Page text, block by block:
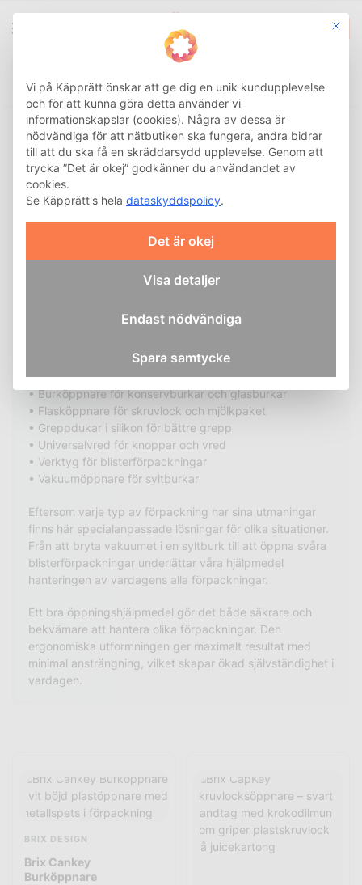
0
Öppningshjälpmedel –
smarta lösningar för
burkar och flaskor
Vardagen innehåller
många förpackningar som
ska öppnas. För dig som
behöver extra kraft eller bättre grepp erbjuder vi ett brett
när du öppnar burkar, flaskor och andra förpackningar.
Upptäck vårt breda utbud av öppningshjälpmedel för
olika behov:
• Burköppnare för konservburkar och glasburkar
• Flasköppnare för skruvlock och mjölkpaket
• Greppdukar i silikon för bättre grepp
• Universalvred för knoppar och vred
• Verktyg för blisterförpackningar
• Vakuumöppnare för syltburkar
Eftersom varje typ av förpackning har sina utmaningar
finns här specialanpassade lösningar för olika situationer.
Från att bryta vakuumet i en syltburk till att öppna svåra
blisterförpackningar underlättar våra hjälpmedel
hanteringen av vardagens alla förpackningar.
Ett bra öppningshjälpmedel gör det både säkrare och
bekvämare att hantera olika förpackningar. Den
ergonomiska utformningen ger maximalt resultat med
minimal ansträngning, vilket skapar ökad självständighet i
vardagen.
BRIX DESIGN
Brix Cankey
Burköppnare
This
Vi på Käpprätt önskar att ge dig en unik kundupplevelse
och för att kunna göra detta använder vi
informationskapslar (cookies). Några av dessa är
nödvändiga för att nätbutiken ska fungera, andra bidrar
till att du ska få en skräddarsydd upplevelse. Genom att
trycka ”Det är okej” godkänner du användandet av
cookies.
Se Käpprätt's hela dataskyddspolicy.
Det är okej
Visa detaljer
Endast nödvändiga
Spara samtycke